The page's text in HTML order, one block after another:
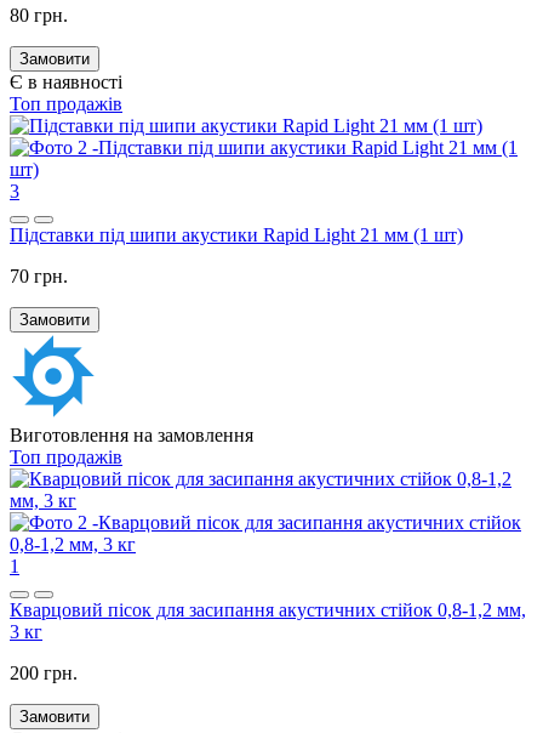
80 грн.
Замовити
Є в наявності
Топ продажів
3
Підставки під шипи акустики Rapid Light 21 мм (1 шт)
70 грн.
Замовити
Виготовлення на замовлення
Топ продажів
1
Кварцовий пісок для засипання акустичних стійок 0,8-1,2 мм,
3 кг
200 грн.
Замовити